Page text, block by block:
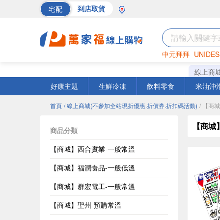
宅配 到店取貨
中元拜拜
巧克力 罐頭
線上商
好康主題
生鮮冷凍 飲料零食 米油沖
首頁 / 線上商城(不參加全站現折優惠.折價券.折扣碼活動) / 【商
商品分類
【商城】西合實業-一般常溫
【商城】福潤食品-一般低溫
【商城】群宏電工-一般常溫
【商城】聖州-預購常溫
【商